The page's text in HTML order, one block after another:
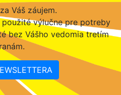
Váš záujem.
použité výlučne pre potreby
bez Vášho vedomia tretím